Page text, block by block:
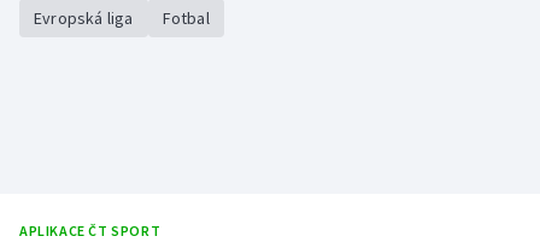
Evropská liga Fotbal
APLIKACE ČT SPORT